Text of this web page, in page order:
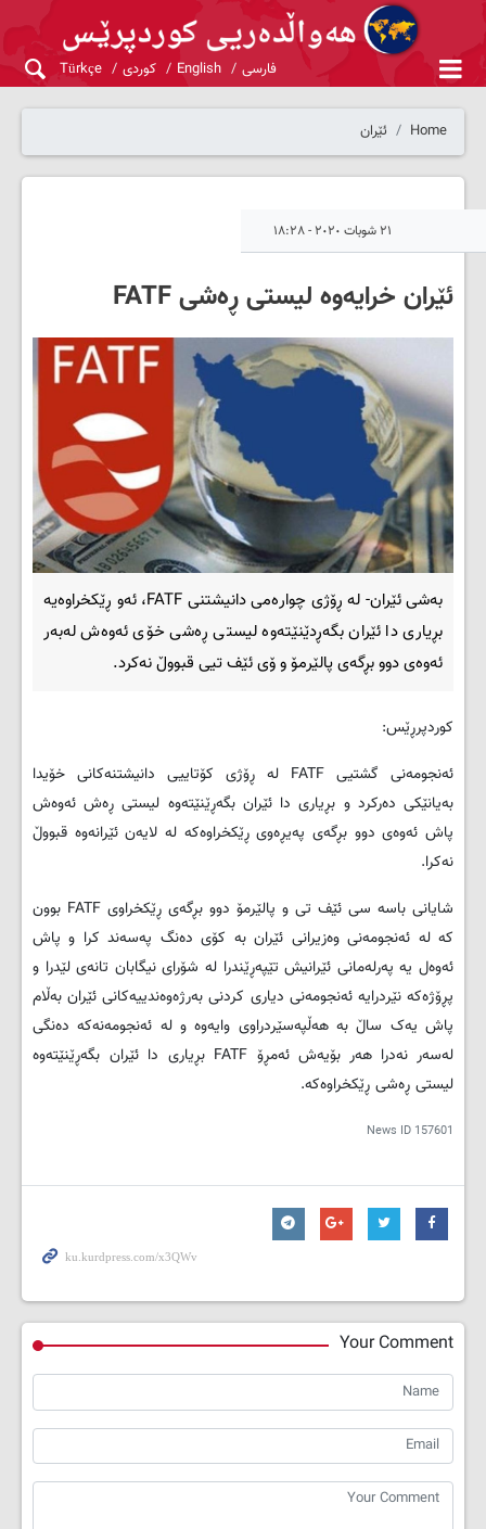
فارسی English کوردی Türkçe
Home ئێران
٢١ شوبات ٢٠٢٠ - ١٨:٢٨
ئێران خرایەوە لیستی ڕەشی FATF
بەشی ئێران- لە ڕۆژی چوارەمی دانیشتنی FATF، ئەو ڕێکخراوەیە
بڕیاری دا ئێران بگەڕدێنێتەوە لیستی ڕەشی خۆی ئەوەش لەبەر
ئەوەی دوو بڕگەی پالێرمۆ و ۆی ئێف تیی قبووڵ نەکرد.
کوردپرڕێس:
ئەنجومەنی گشتیی FATF لە ڕۆژی کۆتاییی دانیشتنەکانی خۆیدا
بەیانێکی دەرکرد و بڕیاری دا ئێران بگەڕێنێتەوە لیستی ڕەش ئەوەش
پاش ئەوەی دوو بڕگەی پەیڕەوی ڕێکخراوەکە لە لایەن ئێرانەوە قبووڵ
نەکرا.
شایانی باسە سی ئێف تی و پالێرمۆ دوو بڕگەی ڕێکخراوی FATF بوون
کە لە ئەنجومەنی وەزیرانی ئێران بە کۆی دەنگ پەسەند کرا و پاش
ئەوەل یە پەرلەمانی ئێرانیش تێپەڕێندرا لە شۆرای نیگابان تانەی لێدرا و
پڕۆژەکە نێردرایە ئەنجومەنی دیاری کردنی بەرژەوەندییەکانی ئێران بەڵام
پاش یەک ساڵ بە هەڵپەسێردراوی وایەوە و لە ئەنجومەنەکە دەنگی
لەسەر نەدرا هەر بۆیەش ئەمڕۆ FATF بڕیاری دا ئێران بگەڕێنێتەوە
لیستی ڕەشی ڕێکخراوەکە.
News ID 157601
Your Comment